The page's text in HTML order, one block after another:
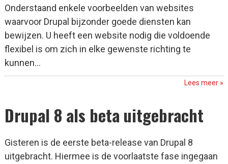
Onderstaand enkele voorbeelden van websites
waarvoor Drupal bijzonder goede diensten kan
bewijzen. U heeft een website nodig die voldoende
flexibel is om zich in elke gewenste richting te
kunnen...
Lees meer »
Drupal 8 als beta uitgebracht
Gisteren is de eerste beta-release van Drupal 8
uitgebracht. Hiermee is de voorlaatste fase ingegaan